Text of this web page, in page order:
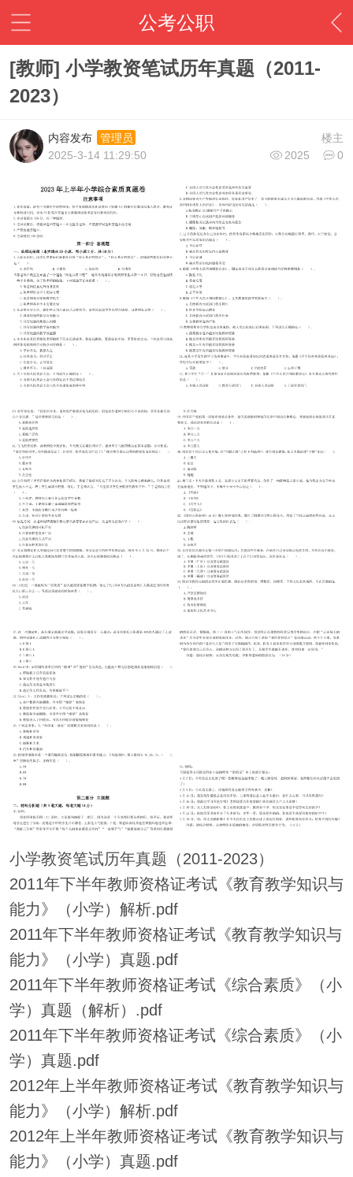
公考公职
[教师] 小学教资笔试历年真题（2011-
2023）
楼主
内容发布
管理员
2025
0
2025-3-14 11:29:50
小学教资笔试历年真题（2011-2023）
2011年下半年教师资格证考试《教育教学知识与
能力》（小学）解析.pdf
2011年下半年教师资格证考试《教育教学知识与
能力》（小学）真题.pdf
2011年下半年教师资格证考试《综合素质》（小
学）真题（解析）.pdf
2011年下半年教师资格证考试《综合素质》（小
学）真题.pdf
2012年上半年教师资格证考试《教育教学知识与
能力》（小学）解析.pdf
2012年上半年教师资格证考试《教育教学知识与
能力》（小学）真题.pdf